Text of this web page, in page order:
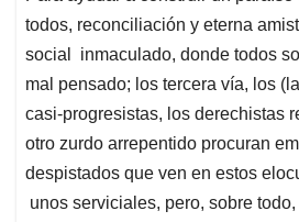
todos, reconciliación y eterna
social inmaculado, donde todos
mal pensado; los tercera vía, los
casi-progresistas, los derechistas
otro zurdo arrepentido procuran
despistados que ven en estos
unos serviciales, pero, sobre